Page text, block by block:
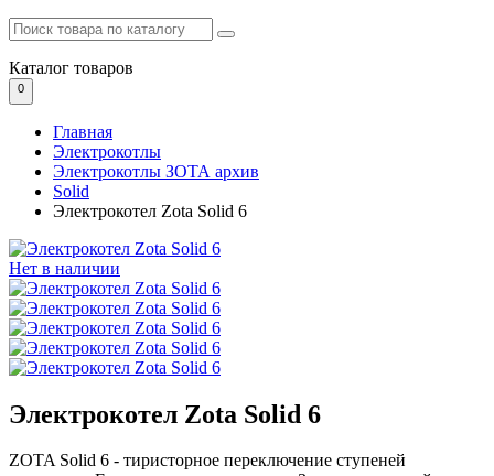
Каталог товаров
0
Главная
Электрокотлы
Электрокотлы ЗОТА архив
Solid
Электрокотел Zota Solid 6
Нет в наличии
Электрокотел Zota Solid 6
ZOTA Solid 6 - тиристорное переключение ступеней